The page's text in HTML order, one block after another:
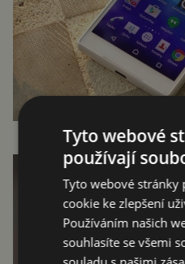
Tyto webové
používají
Tyto webové stránky
cookie ke zlepšení
Používáním našich
souhlasíte se všemi